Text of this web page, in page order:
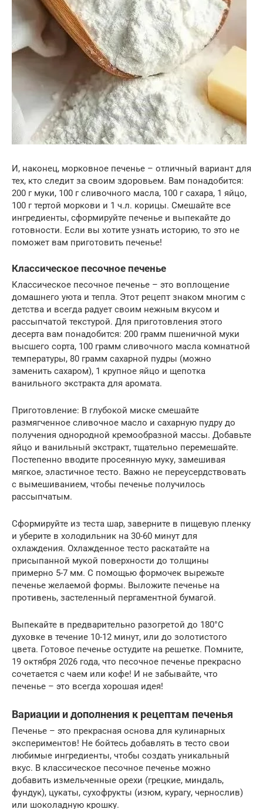
И, наконец, морковное печенье – отличный вариант для
тех, кто следит за своим здоровьем. Вам понадобится:
200 г муки, 100 г сливочного масла, 100 г сахара, 1 яйцо,
100 г тертой моркови и 1 ч.л. корицы. Смешайте все
ингредиенты, сформируйте печенье и выпекайте до
готовности. Если вы хотите узнать историю, то это не
поможет вам приготовить печенье!
Классическое песочное печенье
Классическое песочное печенье – это воплощение
домашнего уюта и тепла. Этот рецепт знаком многим с
детства и всегда радует своим нежным вкусом и
рассыпчатой текстурой. Для приготовления этого
десерта вам понадобится: 200 грамм пшеничной муки
высшего сорта, 100 грамм сливочного масла комнатной
температуры, 80 грамм сахарной пудры (можно
заменить сахаром), 1 крупное яйцо и щепотка
ванильного экстракта для аромата.
Приготовление: В глубокой миске смешайте
размягченное сливочное масло и сахарную пудру до
получения однородной кремообразной массы. Добавьте
яйцо и ванильный экстракт, тщательно перемешайте.
Постепенно вводите просеянную муку, замешивая
мягкое, эластичное тесто. Важно не переусердствовать
с вымешиванием, чтобы печенье получилось
рассыпчатым.
Сформируйте из теста шар, заверните в пищевую пленку
и уберите в холодильник на 30-60 минут для
охлаждения. Охлажденное тесто раскатайте на
присыпанной мукой поверхности до толщины
примерно 5-7 мм. С помощью формочек вырежьте
печенье желаемой формы. Выложите печенье на
противень, застеленный пергаментной бумагой.
Выпекайте в предварительно разогретой до 180°C
духовке в течение 10-12 минут, или до золотистого
цвета. Готовое печенье остудите на решетке. Помните,
19 октября 2026 года, что песочное печенье прекрасно
сочетается с чаем или кофе! И не забывайте, что
печенье – это всегда хорошая идея!
Вариации и дополнения к рецептам печенья
Печенье – это прекрасная основа для кулинарных
экспериментов! Не бойтесь добавлять в тесто свои
любимые ингредиенты, чтобы создать уникальный
вкус. В классическое песочное печенье можно
добавить измельченные орехи (грецкие, миндаль,
фундук), цукаты, сухофрукты (изюм, курагу, чернослив)
или шоколадную крошку.